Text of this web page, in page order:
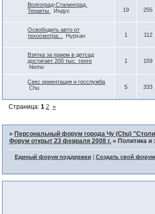
Волгоград-Сталинград.
Теракты.
Индус 19 255
Освободить авто от
техосмотра...
Нурхан 1 112
Взятка за прием в детсад
достигает 200 тыс. тенге
Nemo
1 159
Секс ориентация и госслужба
Chu
5 333
Страница: 1 2 »
» Персональный форум города Чу (Chu)
Форум открыт 23 февраля 2008 г. » Политика и
Единый форум поддержки Создать свой форум|